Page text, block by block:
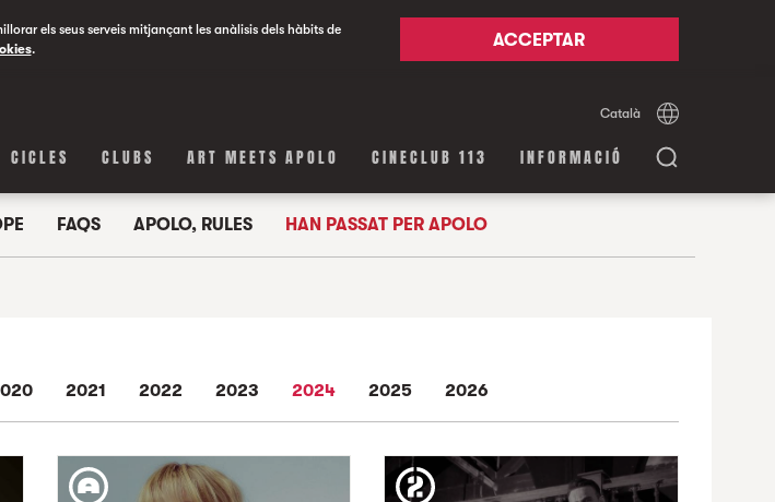
els seus serveis mitjançant les anàlisis dels hàbits de
. ACCEPTAR
Català Español
CICLES CLUBS ART MEETS APOLO CINECLUB 113 INFORMACIÓ
FAQS APOLO, RULES HAN PASSAT PER APOLO
2021 2022 2023 2024 2025 2026